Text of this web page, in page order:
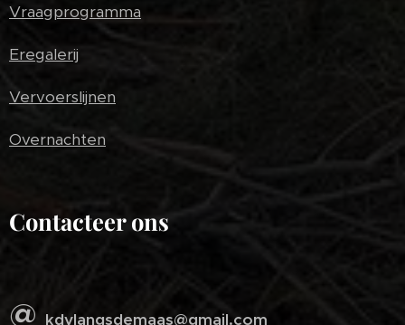
Vraagprogramma
Eregalerij
Vervoerslijnen
Overnachten
Contacteer ons
@ kdvlangsdemaas@gmail.com